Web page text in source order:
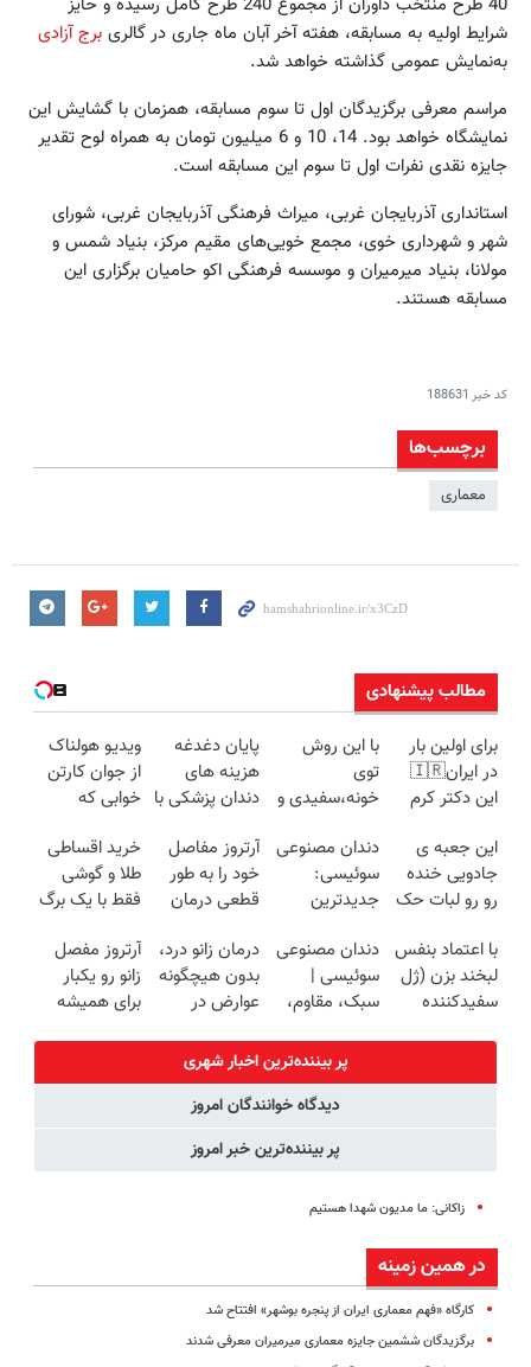
شرایط اولیه به مسابقه، هفته‌ آخر آبان‌ ماه جاری در گالری برج آزادی
به‌نمایش عمومی گذاشته خواهد شد.
مراسم معرفی برگزیدگان اول تا سوم مسابقه، همزمان با گشایش این
نمایشگاه خواهد بود. 14، 10 و 6 میلیون تومان به همراه لوح تقدیر
جایزه‌ نقدی نفرات اول تا سوم این مسابقه است.
استانداری آذربایجان غربی، میراث فرهنگی آذربایجان غربی، شورای
شهر و شهرداری خوی، مجمع خویی‌های مقیم مرکز، بنیاد شمس و
مولانا، بنیاد میرمیران و موسسه فرهنگی اکو حامیان برگزاری این
مسابقه هستند.
کد خبر 188631
برچسب‌ها
معماری
مطالب پیشنهادی
برای اولین بار
در ایران🇮🇷
این دکتر کرم
روزه ساخت!
با این روش
توی
خونه،سفیدی و
برگردون
(40%off)
پایان دغدغه
هزینه های
دندان پزشکی با
کننده خانگی
ویدیو هولناک
از جوان کارتن
خوابی که
آموزش رایگان
این جعبه ی
جادویی خنده
رو رو لبات حک
خرید40%تخفیف
دندان مصنوعی
سوئیسی:
جدیدترین
سبک و مقاوم |
پرداخت قسطی
آرتروز مفاصل
خود را به طور
قطعی درمان
◗پرسش‌نامه◖
خرید اقساطی
طلا و گوشی
فقط با یک برگ
با اعتماد بنفس
لبخند بزن (ژل
سفیدکننده
دندان مصنوعی
سوئیسی |
سبک، مقاوم،
رایگان+پرداخت
اقساطی😍
درمان زانو درد،
بدون هیچگونه
عوارض در
(◂پرسش‌نامه)
آرتروز مفصل
زانو رو یکبار
برای همیشه
پر بیننده‌ترین اخبار شهری
دیدگاه خوانندگان امروز
پر بیننده‌ترین خبر امروز
زاکانی: ما مدیون شهدا هستیم
در همین زمینه
کارگاه «فهم معماری ایران از پنجره بوشهر» افتتاح شد
برگزیدگان ششمین جایزه معماری میرمیران معرفی شدند